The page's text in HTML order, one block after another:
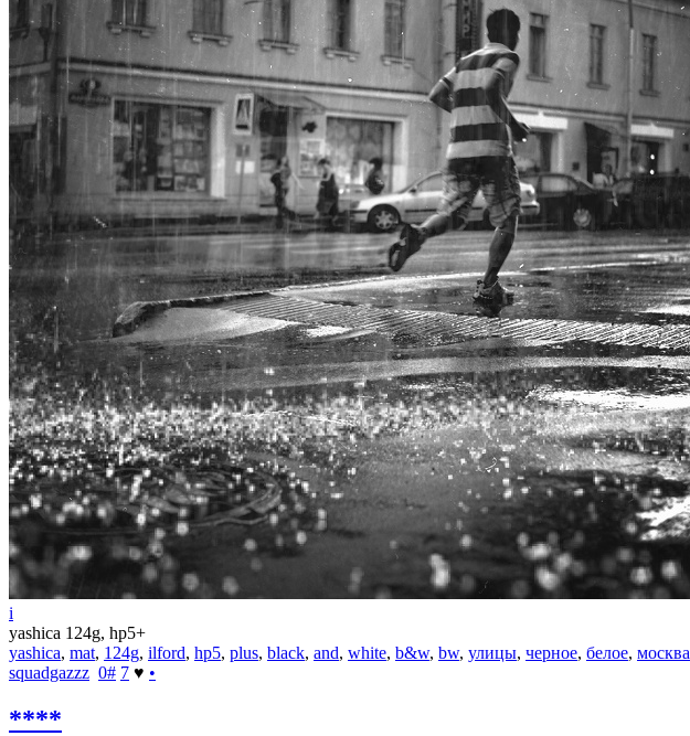
i
yashica 124g, hp5+
yashica, mat, 124g, ilford, hp5, plus, black, and, white, b&w, bw, улицы, черное, белое, москва
squadgazzz 0# 7 ♥ •
****